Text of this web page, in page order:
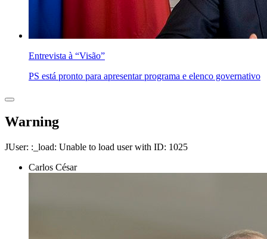
Entrevista à “Visão”
PS está pronto para apresentar programa e elenco governativo
Warning
JUser: :_load: Unable to load user with ID: 1025
Carlos César